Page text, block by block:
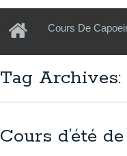
Cours De
Tag Archives:
Cours d’été